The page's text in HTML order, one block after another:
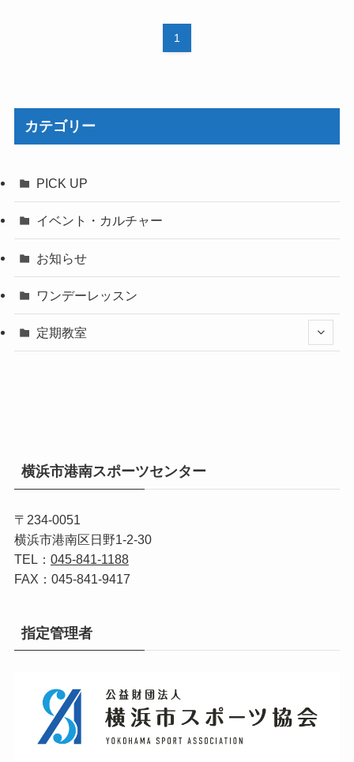
1
カテゴリー
PICK UP
イベント・カルチャー
お知らせ
ワンデーレッスン
定期教室
横浜市港南スポーツセンター
〒234-0051
横浜市港南区日野1-2-30
TEL： 045-841-1188
FAX：045-841-9417
指定管理者